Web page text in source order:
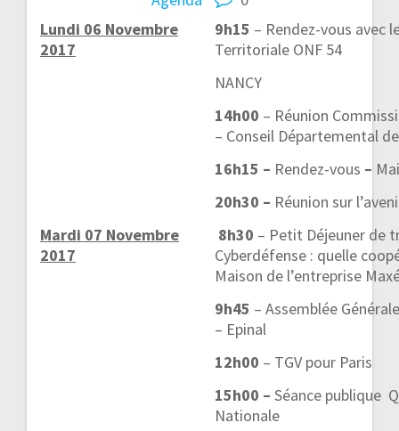
Lundi 06 Novembre
2017
9h15 – Rendez-vous avec
Territoriale ONF 54
NANCY
14h00 – Réunion
– Conseil Départemental
16h15 – Rendez-vous –
20h30 – Réunion sur
Mardi 07 Novembre
2017
8h30 – Petit Déjeuner de
Cyberdéfense : quelle
Maison de l’entreprise
9h45 – Assemblée
– Epinal
12h00 – TGV pour Paris
15h00 – Séance publique
Nationale